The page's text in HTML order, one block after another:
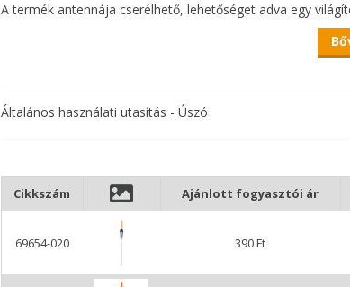
A termék antennája cserélhető, lehetőséget adva egy
A szára üvegszálból készült, méretválasztéka pedig 2 és
szárhoz pedig egypontos úszórögzítő, illetve szilikon cső
megfelelnek.
Általános használati utasítás - Úszó
Cikkszám Ajánlott fogyasztói ár
69654-020 390 Ft